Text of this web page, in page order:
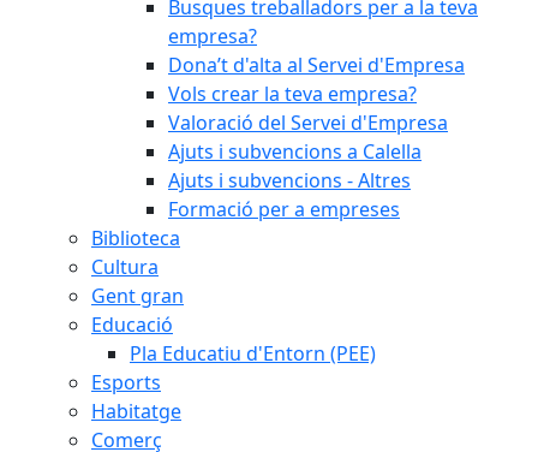
Busques treballadors per a la teva
empresa?
Dona’t d'alta al Servei d'Empresa
Vols crear la teva empresa?
Valoració del Servei d'Empresa
Ajuts i subvencions a Calella
Ajuts i subvencions - Altres
Formació per a empreses
Biblioteca
Cultura
Gent gran
Educació
Pla Educatiu d'Entorn (PEE)
Esports
Habitatge
Comerç